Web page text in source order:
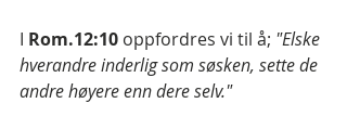
I Rom.12:10 oppfordres vi til å; "Elske
hverandre inderlig som søsken, sette de
andre høyere enn dere selv."